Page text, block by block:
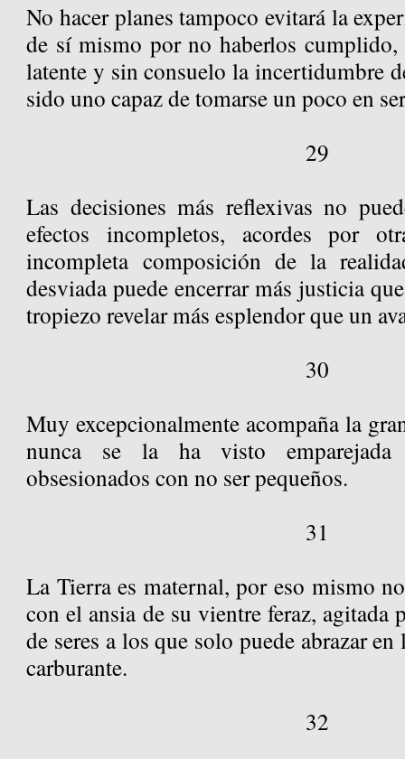
No hacer planes tampoco evitará la
de sí mismo por no haberlos cumplido,
latente y sin consuelo la incertidumbre
sido uno capaz de tomarse un poco en
29
Las decisiones más reflexivas no
efectos incompletos, acordes por
incompleta composición de la
desviada puede encerrar más justicia
tropiezo revelar más esplendor que un
30
Muy excepcionalmente acompaña la
nunca se la ha visto
obsesionados con no ser pequeños.
31
La Tierra es maternal, por eso mismo
con el ansia de su vientre feraz, agitada
de seres a los que solo puede abrazar
carburante.
32